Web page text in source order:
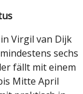
Virgil van Dijk
sechs
fällt mit einem
Mitte April